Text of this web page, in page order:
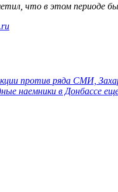
что в этом периоде
против ряда СМИ,
наемники в Донбассе